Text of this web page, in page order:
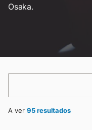
Osaka.
A ver 95resultados